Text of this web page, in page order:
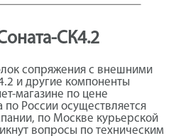
СК4.2
сопряжения с внешними
и другие компоненты
магазине по цене
по России осуществляется
по Москве курьерской
вопросы по техническим